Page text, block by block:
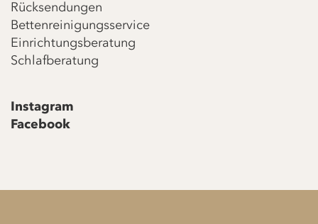
Rücksendungen
Bettenreinigungsservice
Einrichtungsberatung
Schlafberatung
Instagram
Facebook